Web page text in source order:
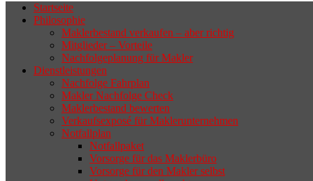
Wenn sich der Makler oder Inhaber
zurückziehen möchte, aber keinen
geeigneten Nachfolger findet, droht nicht
selten die Geschäftsaufgabe.
Startseite
Philosophie
Maklerbestand verkaufen – aber richtig
Mitglieder – Vorteile
Nachfolgeplanung für Makler
Dienstleistungen
Nachfolge Fahrplan
Makler Nachfolge Check
Maklerbestand bewerten
Verkaufsexposé für Maklerunternehmen
Notfallplan
Notfallpaket
Vorsorge für das Maklerbüro
Vorsorge für den Makler selbst